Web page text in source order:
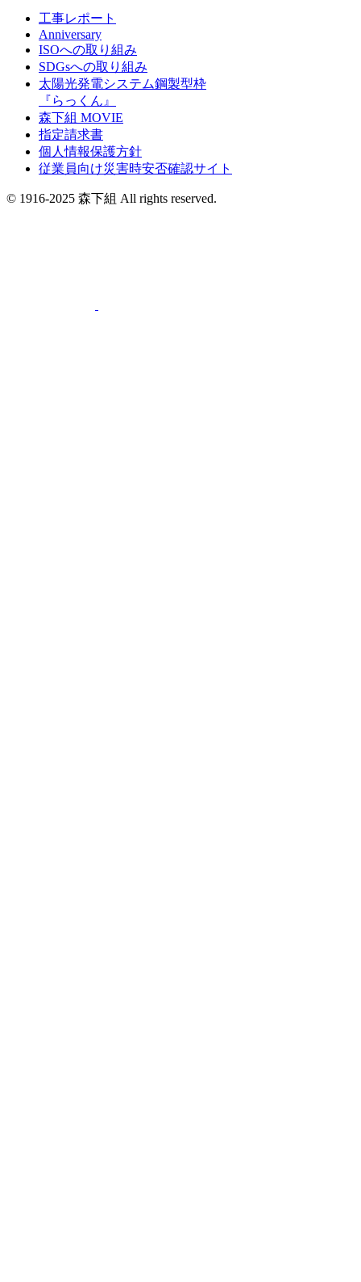
工事レポート
Anniversary
ISOへの取り組み
SDGsへの取り組み
太陽光発電システム鋼製型枠
『らっくん』
森下組 MOVIE
指定請求書
個人情報保護方針
従業員向け災害時安否確認サイト
© 1916-2025 森下組 All rights reserved.